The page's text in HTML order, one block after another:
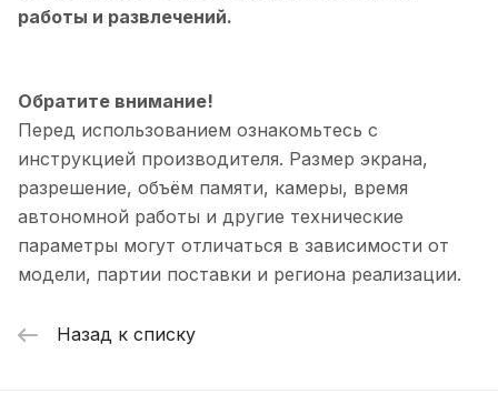
работы и развлечений.
Обратите внимание!
Перед использованием ознакомьтесь с
инструкцией производителя. Размер экрана,
разрешение, объём памяти, камеры, время
автономной работы и другие технические
параметры могут отличаться в зависимости от
модели, партии поставки и региона реализации.
Назад к списку